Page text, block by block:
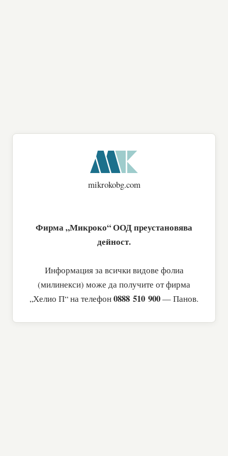
mikrokobg.com
Фирма „Микроко“ ООД преустановява
дейност.
Информация за всички видове фолиа
(милинекси) може да получите от фирма
„Хелио П“ на телефон0888 510 900— Панов.